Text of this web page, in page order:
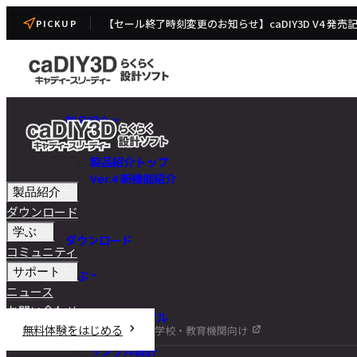
PICKUP 【セール終了時刻変更のお知らせ】caDIY3D V4 発売
製品紹介
製品紹介トップ
Ver.4 新機能紹介
ダウンロード
学ぶ
チュートリアル
DIY講座
サンプル設計
製品紹介
ダウンロード
学ぶ
コミュニティ
サポート
ニュース
お問い合わせ
無料体験をはじめる
学校・教育機関向け